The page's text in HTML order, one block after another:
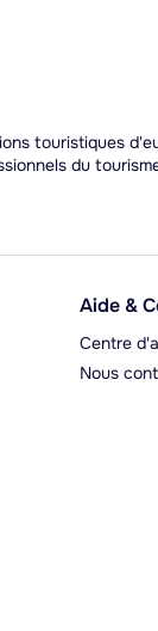
touristiques
du
Aide &
Centre
Nous